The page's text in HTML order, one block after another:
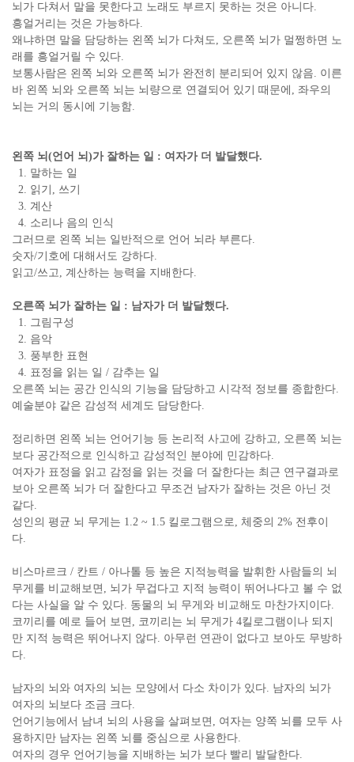
뇌가 다쳐서 말을 못한다고 노래도 부르지 못하는 것은 아니다.
흥얼거리는 것은 가능하다.
왜냐하면 말을 담당하는 왼쪽 뇌가 다쳐도, 오른쪽 뇌가 멀쩡하면 노
래를 흥얼거릴 수 있다.
보통사람은 왼쪽 뇌와 오른쪽 뇌가 완전히 분리되어 있지 않음. 이른
바 왼쪽 뇌와 오른쪽 뇌는 뇌량으로 연결되어 있기 때문에, 좌우의
뇌는 거의 동시에 기능함.
왼쪽 뇌(언어 뇌)가 잘하는 일 : 여자가 더 발달했다.
1. 말하는 일
2. 읽기, 쓰기
3. 계산
4. 소리나 음의 인식
그러므로 왼쪽 뇌는 일반적으로 언어 뇌라 부른다.
숫자/기호에 대해서도 강하다.
읽고/쓰고, 계산하는 능력을 지배한다.
오른쪽 뇌가 잘하는 일 : 남자가 더 발달했다.
1. 그림구성
2. 음악
3. 풍부한 표현
4. 표정을 읽는 일 / 감추는 일
오른쪽 뇌는 공간 인식의 기능을 담당하고 시각적 정보를 종합한다.
예술분야 같은 감성적 세계도 담당한다.
정리하면 왼쪽 뇌는 언어기능 등 논리적 사고에 강하고, 오른쪽 뇌는
보다 공간적으로 인식하고 감성적인 분야에 민감하다.
여자가 표정을 읽고 감정을 읽는 것을 더 잘한다는 최근 연구결과로
보아 오른쪽 뇌가 더 잘한다고 무조건 남자가 잘하는 것은 아닌 것
같다.
성인의 평균 뇌 무게는 1.2 ~ 1.5 킬로그램으로, 체중의 2% 전후이
다.
비스마르크 / 칸트 / 아나톨 등 높은 지적능력을 발휘한 사람들의 뇌
무게를 비교해보면, 뇌가 무겁다고 지적 능력이 뛰어나다고 볼 수 없
다는 사실을 알 수 있다. 동물의 뇌 무게와 비교해도 마찬가지이다.
코끼리를 예로 들어 보면, 코끼리는 뇌 무게가 4킬로그램이나 되지
만 지적 능력은 뛰어나지 않다. 아무런 연관이 없다고 보아도 무방하
다.
남자의 뇌와 여자의 뇌는 모양에서 다소 차이가 있다. 남자의 뇌가
여자의 뇌보다 조금 크다.
언어기능에서 남녀 뇌의 사용을 살펴보면, 여자는 양쪽 뇌를 모두 사
용하지만 남자는 왼쪽 뇌를 중심으로 사용한다.
여자의 경우 언어기능을 지배하는 뇌가 보다 빨리 발달한다.